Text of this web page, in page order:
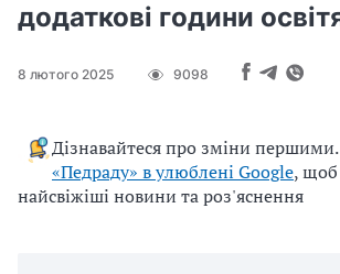
додаткові години
8 лютого 2025 9098
Дізнавайтеся про зміни
«Педраду» в улюблені Google, щоб
найсвіжіші новини та роз'яснення